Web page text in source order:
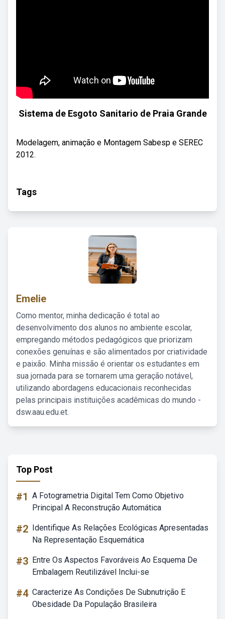
Sistema de Esgoto Sanitario de Praia Grande
Modelagem, animação e Montagem Sabesp e SEREC
2012.
Tags
Emelie
Como mentor, minha dedicação é total ao
desenvolvimento dos alunos no ambiente escolar,
empregando métodos pedagógicos que priorizam
conexões genuínas e são alimentados por criatividade
e paixão. Minha missão é orientar os estudantes em
sua jornada para se tornarem uma geração notável,
utilizando abordagens educacionais reconhecidas
pelas principais instituições acadêmicas do mundo -
dsw.aau.edu.et.
Top Post
#1 A Fotogrametria Digital Tem Como Objetivo
Principal A Reconstrução Automática
#2 Identifique As Relações Ecológicas Apresentadas
Na Representação Esquemática
#3 Entre Os Aspectos Favoráveis Ao Esquema De
Embalagem Reutilizável Inclui-se
#4 Caracterize As Condições De Subnutrição E
Obesidade Da População Brasileira